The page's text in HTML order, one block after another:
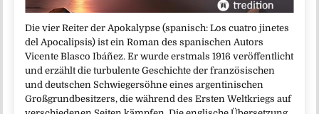
Die vier Reiter der Apokalypse (spanisch: Los cuatro jinetes
del Apocalipsis) ist ein Roman des spanischen Autors
Vicente Blasco Ibáñez. Er wurde erstmals 1916 veröffentlicht
und erzählt die turbulente Geschichte der französischen
und deutschen Schwiegersöhne eines argentinischen
Großgrundbesitzers, die während des Ersten Weltkriegs auf